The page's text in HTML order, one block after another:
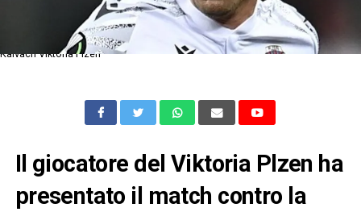
Kalvach Viktoria Plzen
Il giocatore del Viktoria Plzen ha
presentato il match contro la